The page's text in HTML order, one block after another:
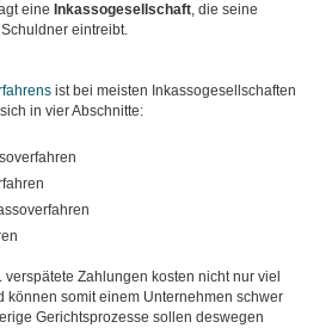
eine Inkassogesellschaft, die seine
eintreibt.
ist bei meisten Inkassogesellschaften
in vier Abschnitte:
verspätete Zahlungen kosten nicht nur viel
können somit einem Unternehmen schwer
Gerichtsprozesse sollen deswegen